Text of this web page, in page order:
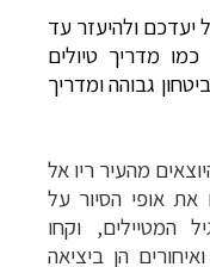
יעדכם ולהיעזר עד
מדריך טיולים
גבוהה ומדריך
מהעיר ריו אל
את אופי הסיור על
המטיילים, וקחו
הן ביציאה